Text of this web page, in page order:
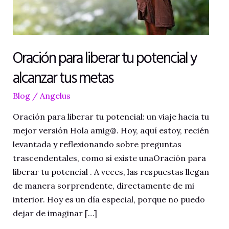
Oración para liberar tu potencial y
alcanzar tus metas
Blog/ Angelus
Oración para liberar tu potencial: un viaje hacia tu
mejor versión Hola amig@. Hoy, aquí estoy, recién
levantada y reflexionando sobre preguntas
trascendentales, como si existe unaOración para
liberar tu potencial . A veces, las respuestas llegan
de manera sorprendente, directamente de mi
interior. Hoy es un día especial, porque no puedo
dejar de imaginar […]